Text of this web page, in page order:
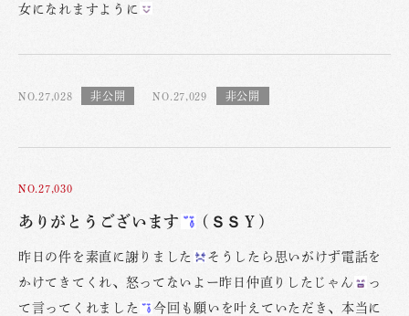
女になれますように
NO.27,028 NO.27,029
NO.27,030
ありがとうございます (ＳＳＹ)
昨日の件を素直に謝りました
そうしたら思いがけず電話を
かけてきてくれ、怒ってないよー昨日仲直りしたじゃん
っ
て言ってくれました
今回も願いを叶えていただき、本当に